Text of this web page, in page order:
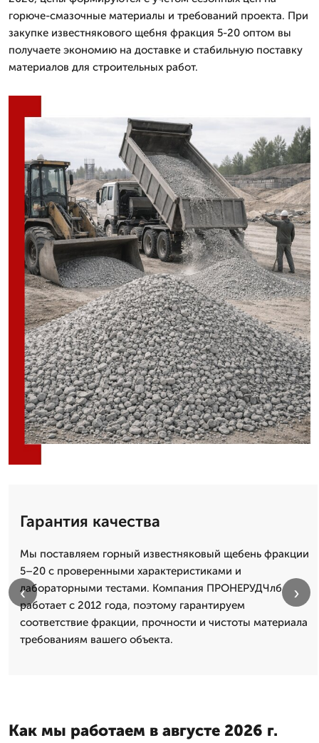
горюче-смазочные материалы и требований проекта. При
закупке известнякового щебня фракция 5-20 оптом вы
получаете экономию на доставке и стабильную поставку
материалов для строительных работ.
Гарантия качества
Мы поставляем горный известняковый щебень фракции
5–20 с проверенными характеристиками и
лабораторными тестами. Компания ПРОНЕРУДЧлб
работает с 2012 года, поэтому гарантируем
соответствие фракции, прочности и чистоты материала
требованиям вашего объекта.
‹ ›
Как мы работаем в августе 2026 г.